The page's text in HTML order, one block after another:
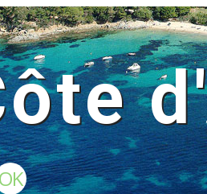
OK